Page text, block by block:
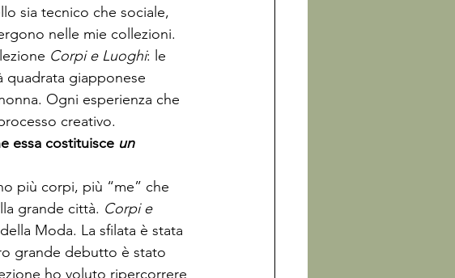
sia tecnico che sociale,
nelle mie collezioni.
Corpi e Luoghi: le
quadrata giapponese
Ogni esperienza che
creativo.
essa costituisce un
più corpi, più “me” che
grande città. Corpi e
Moda. La sfilata è stata
grande debutto è stato
ho voluto ripercorrere